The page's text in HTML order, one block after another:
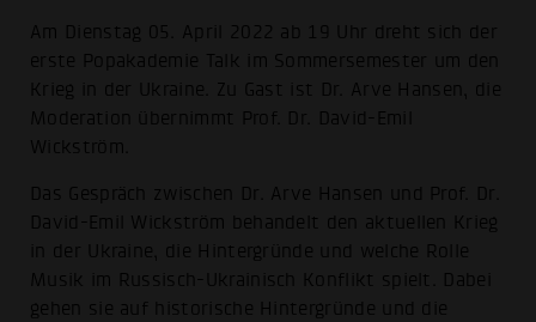
Am Dienstag 05. April 2022 ab 19 Uhr dreht sich der
erste Popakademie Talk im Sommersemester um den
Krieg in der Ukraine. Zu Gast ist Dr. Arve Hansen, die
Moderation übernimmt Prof. Dr. David-Emil
Wickström.
Das Gespräch zwischen Dr. Arve Hansen und Prof. Dr.
David-Emil Wickström behandelt den aktuellen Krieg
in der Ukraine, die Hintergründe und welche Rolle
Musik im Russisch-Ukrainisch Konflikt spielt. Dabei
gehen sie auf historische Hintergründe und die